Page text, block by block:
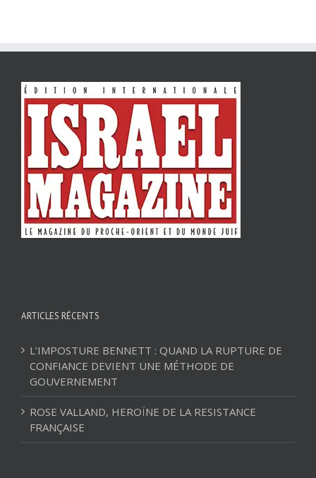
ARTICLES RÉCENTS
L’IMPOSTURE BENNETT : QUAND LA RUPTURE DE
CONFIANCE DEVIENT UNE MÉTHODE DE
GOUVERNEMENT
ROSE VALLAND, HEROÏNE DE LA RESISTANCE
FRANÇAISE